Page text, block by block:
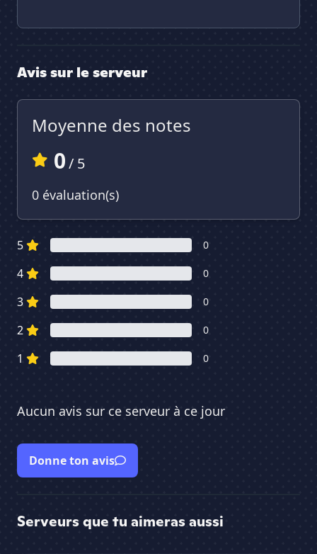
Avis sur le serveur
Moyenne des notes
0/ 5
0 évaluation(s)
5 0
4 0
3 0
2 0
1 0
Aucun avis sur ce serveur à ce jour
Donne ton avis
Serveurs que tu aimeras aussi